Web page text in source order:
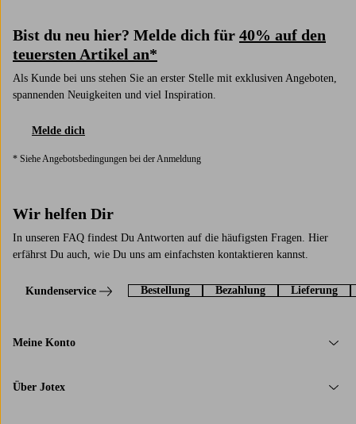
Bist du neu hier? Melde dich für 40% auf den
teuersten Artikel an*
Als Kunde bei uns stehen Sie an erster Stelle mit exklusiven Angeboten,
spannenden Neuigkeiten und viel Inspiration.
Melde dich
* Siehe Angebotsbedingungen bei der Anmeldung
Wir helfen Dir
In unseren FAQ findest Du Antworten auf die häufigsten Fragen. Hier
erfährst Du auch, wie Du uns am einfachsten kontaktieren kannst.
Kundenservice Bestellung Bezahlung Lieferung
Meine Konto
Über Jotex